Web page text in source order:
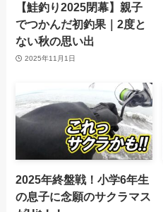
【鮭釣り2025閉幕】親子
でつかんだ初釣果｜2度と
ない秋の思い出
2025年11月1日
2025年終盤戦！小学6年生
の息子に念願のサクラマス